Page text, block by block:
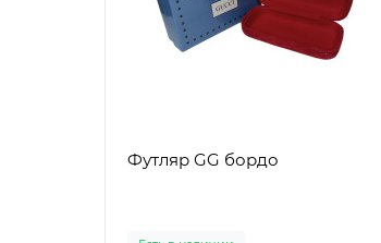
Футляр GG бордо